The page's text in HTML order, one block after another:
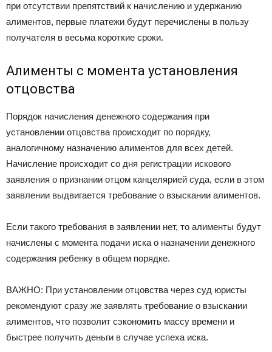
при отсутствии препятствий к начислению и удержанию
алиментов, первые платежи будут перечислены в пользу
получателя в весьма короткие сроки.
Алименты с момента установления
отцовства
Порядок начисления денежного содержания при
установлении отцовства происходит по порядку,
аналогичному назначению алиментов для всех детей.
Начисление происходит со дня регистрации искового
заявления о признании отцом канцелярией суда, если в этом
заявлении выдвигается требование о взыскании алиментов.
Если такого требования в заявлении нет, то алименты будут
начислены с момента подачи иска о назначении денежного
содержания ребенку в общем порядке.
ВАЖНО: При установлении отцовства через суд юристы
рекомендуют сразу же заявлять требование о взыскании
алиментов, что позволит сэкономить массу времени и
быстрее получить деньги в случае успеха иска.